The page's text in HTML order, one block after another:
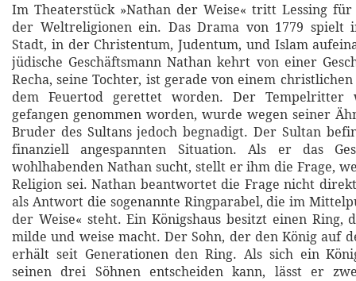
Im Theaterstück »Nathan der Weise« tritt Lessing für
der Weltreligionen ein. Das Drama von 1779 spielt
Stadt, in der Christentum, Judentum, und Islam
jüdische Geschäftsmann Nathan kehrt von einer
Recha, seine Tochter, ist gerade von einem
dem Feuertod gerettet worden. Der Tempelritter
gefangen genommen worden, wurde wegen seiner
Bruder des Sultans jedoch begnadigt. Der Sultan
finanziell angespannten Situation. Als er das
wohlhabenden Nathan sucht, stellt er ihm die Frage,
Religion sei. Nathan beantwortet die Frage nicht
als Antwort die sogenannte Ringparabel, die im
der Weise« steht. Ein Königshaus besitzt einen Ring,
milde und weise macht. Der Sohn, der den König auf
erhält seit Generationen den Ring. Als sich ein
seinen drei Söhnen entscheiden kann, lässt er